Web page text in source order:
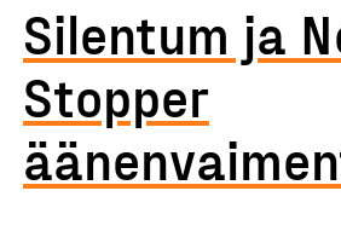
Silentum ja
Stopper